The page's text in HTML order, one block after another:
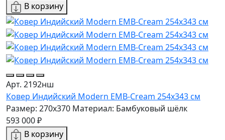
В корзину
Арт. 2192нш
Ковер Индийский Modern EMB-Cream 254x343 см
Размер: 270x370 Материал: Бамбуковый шёлк
593 000 ₽
В корзину